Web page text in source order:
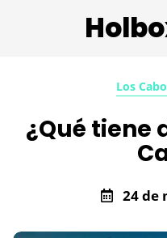
Los
¿Qué tiene
24 de